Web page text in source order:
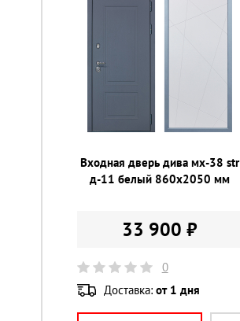
Входная дверь дива мх-38 str
д-11 белый 860х2050 мм
33 900 ₽
0
Доставка: от 1 дня